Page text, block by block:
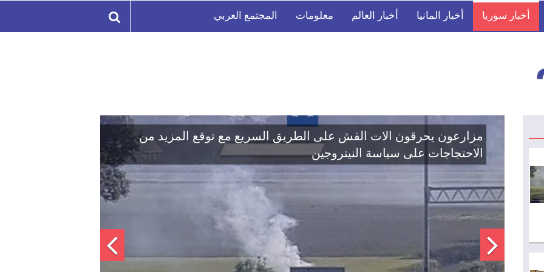
أخبار سوريا أخبار المانيا أخبار العالم معلومات المجتمع العربي
مزارعون يحرقون الات القش على الطريق السريع مع توقع
الاحتجاجات على سياسة النيتروجين